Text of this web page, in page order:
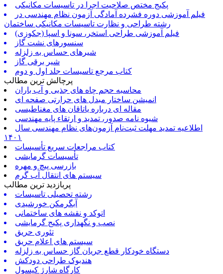
پکیج مختص صلاحیت اجرا در تاسیسات مکانیکی
فیلم آموزشی دوره فشرده آمادگی آزمون نظام مهندسی در
رشته طراحی و نظارت تاسیسات مکانیکی ساختمان
فیلم آموزشی طراحی استخر، سونا و اسپا (جکوزی)
سنسورهای نشت گاز
شیرهای حساس به زلزله
شیر برقی گاز
کتاب مرجع تاسیسات جلد اول و دوم
پرچالش ترین مطالب
محاسبه حجم چاه های جذبی و آب باران
انمیشن ساختار مبدل های حرارتی صفحه ای
مقاله ای درباره یاتاقان های مغناطیسی
شیوه نامه صدور، تمدید و ارتقاء پایه مهندسی
اطلاعیه تمدید مهلت ثبت‌نام آزمون‌های نظام مهندسی سال
۱۴۰۱
کتاب مراجعات سریع تأسیسات
تأسیسات گرمایشی
بازرسی پیچ و مهره
سیستم های انتقال آب گرم
پربازدید ترین مطالب
رشته تحصیلی تاسیسات
آبگرمکن خورشیدی
اتوکد و نقشه های ساختمانی
نصب و نگهداری پکیج گرمایشی
تئوری حریق
سیستم های اعلام حریق
دستگاه خودکار قطع جریان گاز حساس به زلزله
هندبوک طراحی دودکش
کارگاه شارژ کپسول